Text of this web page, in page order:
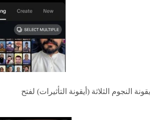
النجوم الثلاثة (أيقونة التأثيرات) لفتح